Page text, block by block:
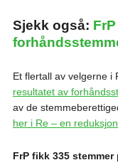
Sjekk også:
Et flertall av velgerne i
resultatet av
av de
her i Re – en
FrP fikk 335